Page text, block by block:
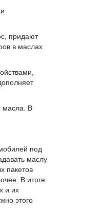
придают
в маслах
масла. В
под
маслу
пакетов
В итоге
и их
этого